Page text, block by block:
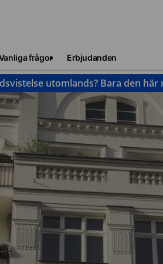
frågor Erbjudanden
utomlands? Bara den